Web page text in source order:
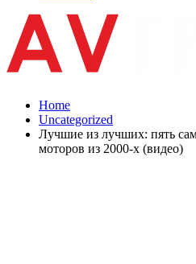
Home
Uncategorized
Лучшие из лучших: пять
моторов из 2000-х (видео)